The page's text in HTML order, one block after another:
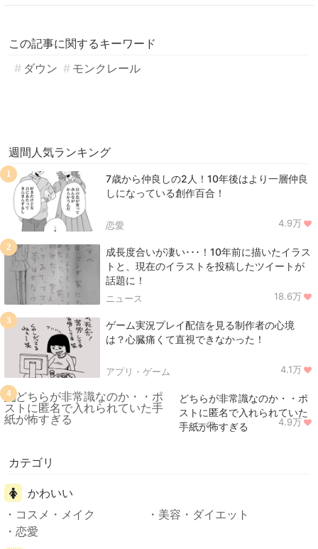
この記事に関するキーワード
ダウン
モンクレール
週間人気ランキング
7歳から仲良しの2人！10年後はより一層仲良
しになっている創作百合！
恋愛 4.9万
1
成長度合いが凄い･･･！10年前に描いたイラス
トと、現在のイラストを投稿したツイートが
話題に！
ニュース 18.6万
2
ゲーム実況プレイ配信を見る制作者の心境
は？心臓痛くて直視できなかった！
アプリ・ゲーム 4.1万
3
どちらが非常識なのか・・ポ
ストに匿名で入れられていた
手紙が怖すぎる
ニュース 4.9万
4
カテゴリ
かわいい
コスメ・メイク
美容・ダイエット
恋愛